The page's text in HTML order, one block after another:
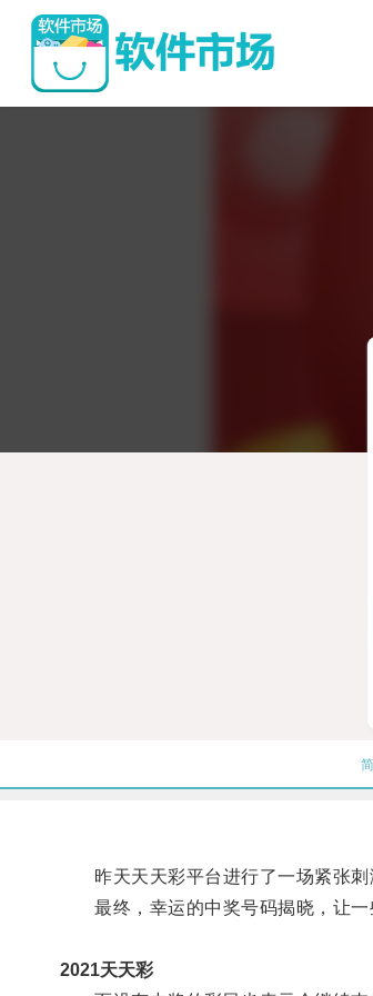
昨天天天彩平台进行了一场紧张刺
最终，幸运的中奖号码揭晓，让一
2021天天彩